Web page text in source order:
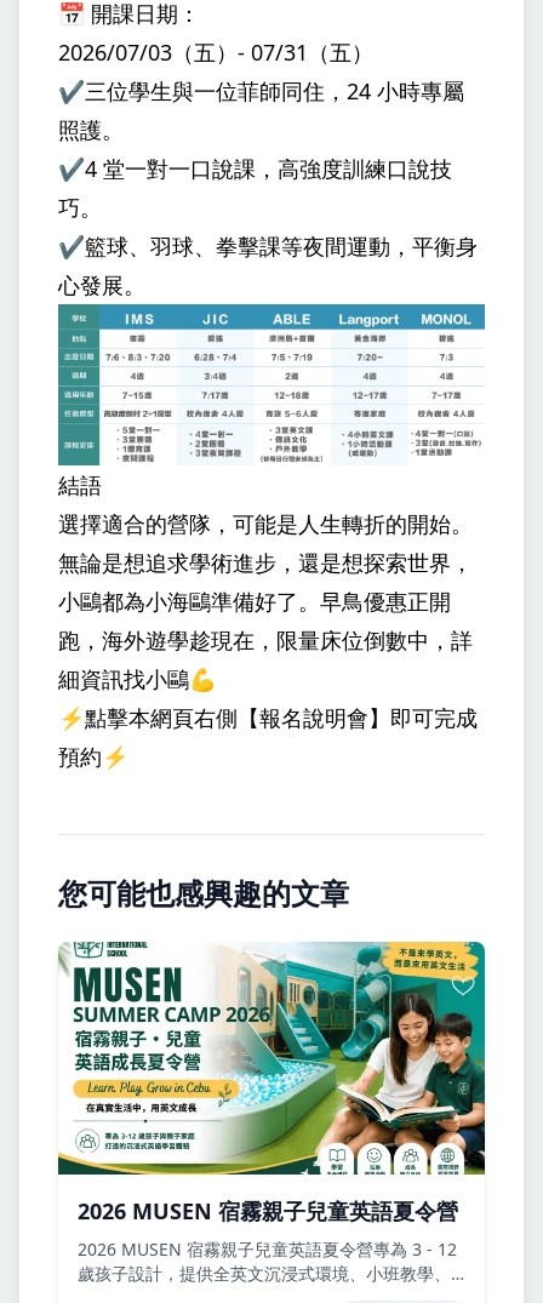
📅 開課日期：
2026/07/03（五）- 07/31（五）
✔️三位學生與一位菲師同住，24 小時專屬
照護。
✔️4 堂一對一口說課，高強度訓練口說技
巧。
✔️籃球、羽球、拳擊課等夜間運動，平衡身
心發展。
結語
選擇適合的營隊，可能是人生轉折的開始。
無論是想追求學術進步，還是想探索世界，
小鷗都為小海鷗準備好了。早鳥優惠正開
跑，海外遊學趁現在，限量床位倒數中，詳
細資訊找小鷗💪
⚡️點擊本網頁右側【報名說明會】即可完成
預約⚡️
您可能也感興趣的文章
2026 MUSEN 宿霧親子兒童英語夏令營
2026 MUSEN 宿霧親子兒童英語夏令營專為 3 - 12
歲孩子設計，提供全英文沉浸式環境、小班教學、